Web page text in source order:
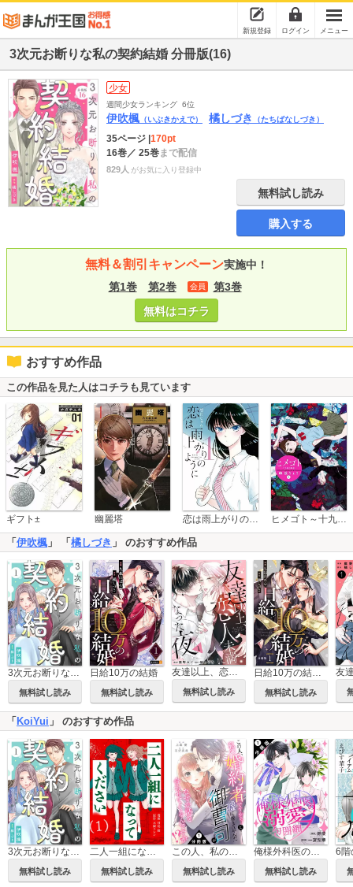
新規登録 ログイン メニュー
3次元お断りな私の契約結婚 分冊版(16)
少女
週間少女ランキング 6位
伊吹楓 （いぶきかえで） 橘しづき （たちばなしづき）
35ページ 170pt
16巻／ 25巻まで配信
829人 がお気に入り登録中
無料試し読み
購入する
無料＆割引キャンペーン実施中！
第1巻
第2巻 会員
第3巻
無料はコチラ
おすすめ作品
この作品を見た人はコチラも見ています
ギフト± 幽麗塔 恋は雨上がりのように ヒメゴト～十九歳の制服～
「 伊吹楓 」 「 橘しづき 」 のおすすめ作品
3次元お断りな私の契約結婚
無料試し読み
日給10万の結婚
無料試し読み
友達以上、恋人未満になった夜
無料試し読み
日給10万の結婚 【分冊版】
無料試し読み
「 KoiYui 」 のおすすめ作品
3次元お断りな私の契約結婚
無料試し読み
二人一組になってください(コミック)
無料試し読み
この人、私の婚約者ですから！と嘘に巻き込んだ御曹司がなぜか話を合わせてくるんですが！？ 分冊版
無料試し読み
俺様外科医の溺愛包囲網 分冊版
無料試し読み